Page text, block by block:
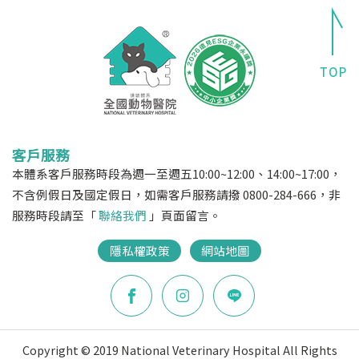
客戶服務
本體系客戶服務時段為週一至週五10:00~12:00、14:00~17:00，
不含例假日及國定假日，如需客戶服務請撥 0800-284-666，非
服務時段請至「聯絡我們 」頁面留言。
隱私權政策 網站地圖
Copyright © 2019 National Veterinary Hospital All Rights